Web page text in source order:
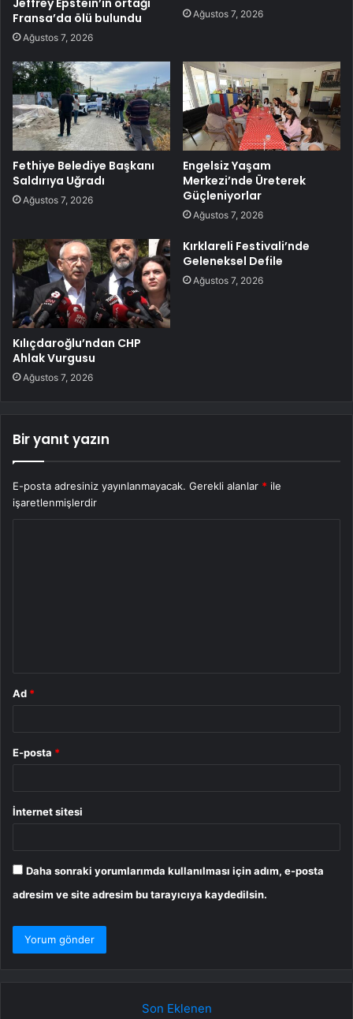
Jeffrey Epstein’ın ortağı
Fransa’da ölü bulundu
Ağustos 7, 2026
Ağustos 7, 2026
Fethiye Belediye Başkanı
Saldırıya Uğradı
Ağustos 7, 2026
Engelsiz Yaşam
Merkezi’nde Üreterek
Güçleniyorlar
Ağustos 7, 2026
Kılıçdaroğlu’ndan CHP
Ahlak Vurgusu
Ağustos 7, 2026
Kırklareli Festivali’nde
Geleneksel Defile
Ağustos 7, 2026
Bir yanıt yazın
E-posta adresiniz yayınlanmayacak. Gerekli alanlar * ile
işaretlenmişlerdir
Ad *
E-posta *
İnternet sitesi
Daha sonraki yorumlarımda kullanılması için adım, e-posta
adresim ve site adresim bu tarayıcıya kaydedilsin.
Son Eklenen